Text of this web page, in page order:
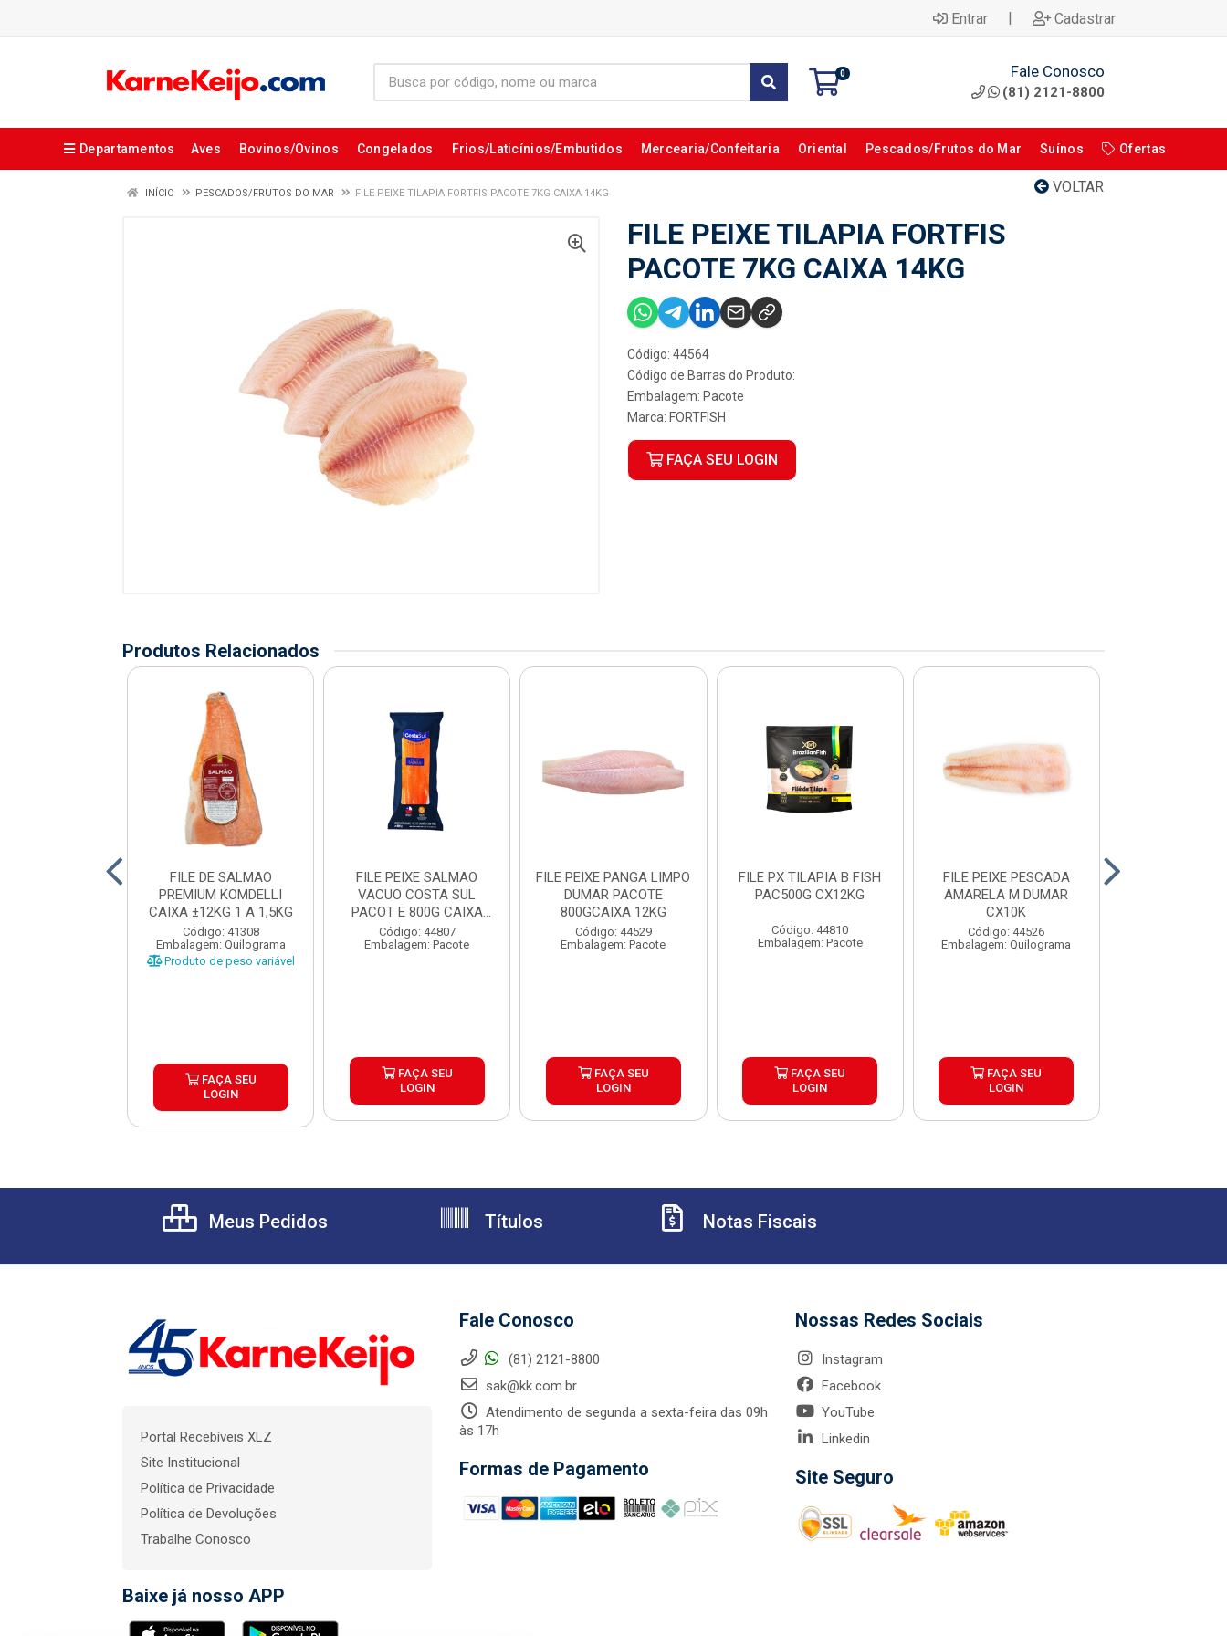
Entrar | Cadastrar
0 Fale Conosco
(81) 2121-8800
Departamentos Aves Bovinos/Ovinos Congelados Frios/Laticínios/Embutidos Mercearia/Confeitaria Oriental Pescados/Frutos do Mar Suínos Ofertas
VOLTAR
INÍCIO PESCADOS/FRUTOS DO MAR FILE PEIXE TILAPIA FORTFIS PACOTE 7KG CAIXA 14KG
FILE PEIXE TILAPIA FORTFIS
PACOTE 7KG CAIXA 14KG
Código: 44564
Código de Barras do Produto:
Embalagem: Pacote
Marca: FORTFISH
FAÇA SEU LOGIN
Produtos Relacionados
FILE DE SALMAO
PREMIUM KOMDELLI
CAIXA ±12KG 1 A 1,5KG
Código: 41308
Embalagem: Quilograma
Produto de peso variável
FAÇA SEU
LOGIN
FILE PEIXE SALMAO
VACUO COSTA SUL
PACOT E 800G CAIXA
12KG
Código: 44807
Embalagem: Pacote
FAÇA SEU
LOGIN
FILE PEIXE PANGA LIMPO
DUMAR PACOTE
800GCAIXA 12KG
Código: 44529
Embalagem: Pacote
FAÇA SEU
LOGIN
FILE PX TILAPIA B FISH
PAC500G CX12KG
Código: 44810
Embalagem: Pacote
FAÇA SEU
LOGIN
FILE PEIXE PESCADA
AMARELA M DUMAR
CX10K
Código: 44526
Embalagem: Quilograma
FAÇA SEU
LOGIN
Meus Pedidos Títulos Notas Fiscais
Portal Recebíveis XLZ
Site Institucional
Política de Privacidade
Política de Devoluções
Trabalhe Conosco
Baixe já nosso APP
Fale Conosco
(81) 2121-8800
sak@kk.com.br
Atendimento de segunda a sexta-feira das 09h
às 17h
Formas de Pagamento
Nossas Redes Sociais
Instagram
Facebook
YouTube
Linkedin
Site Seguro